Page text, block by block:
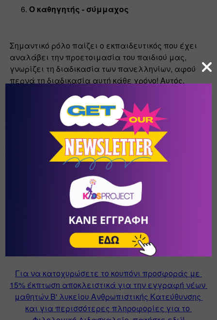
Ο καθηγητής - σύμμαχος
Σημαντικό ρόλο παίζει ο εκπαιδευτικός που έχει
αναλάβει την προετοιμασία του παιδιού μας,
γνωρίζει τη διαδικασία των πανελληνίων, αφού
περνά τη διαδικασία αυτή κάθε χρόνο! Αυτός,
επανάληψης για το παιδί και να το
αναπροσαρμόζει μέχρι να είναι αποδοτικό.
Τέλος, σημαντικό είναι να γνωρίζουμε ότι σε
περίπτωση αποτυχίας, δεν κατακρίνουμε το παιδί,
αλλά το βοηθάμε να προχωρήσει και να θέσει
νέους στόχους! Είναι μια δοκιμασία οι
Είναι σημαντικό ΝΑ ΣΤΟΧΕΥΟΥΜΕ ΠΑΝΤΑ ΨΗΛΑ!
Καλή επιτυχία σε όλους τους υποψηφίους!
Για να κατοχυρώσετε το κουπόνι προσφοράς με
15% έκπτωση αποκλειστικά για την εγγραφή νέων
μαθητών Β' λυκείου Ανθρωπιστικής Κατεύθυνσης
και για περισσότερες πληροφορίες για το